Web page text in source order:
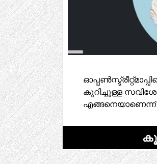
കുറിച്ചുള്ള
എങ്ങനെയാണെന്ന്